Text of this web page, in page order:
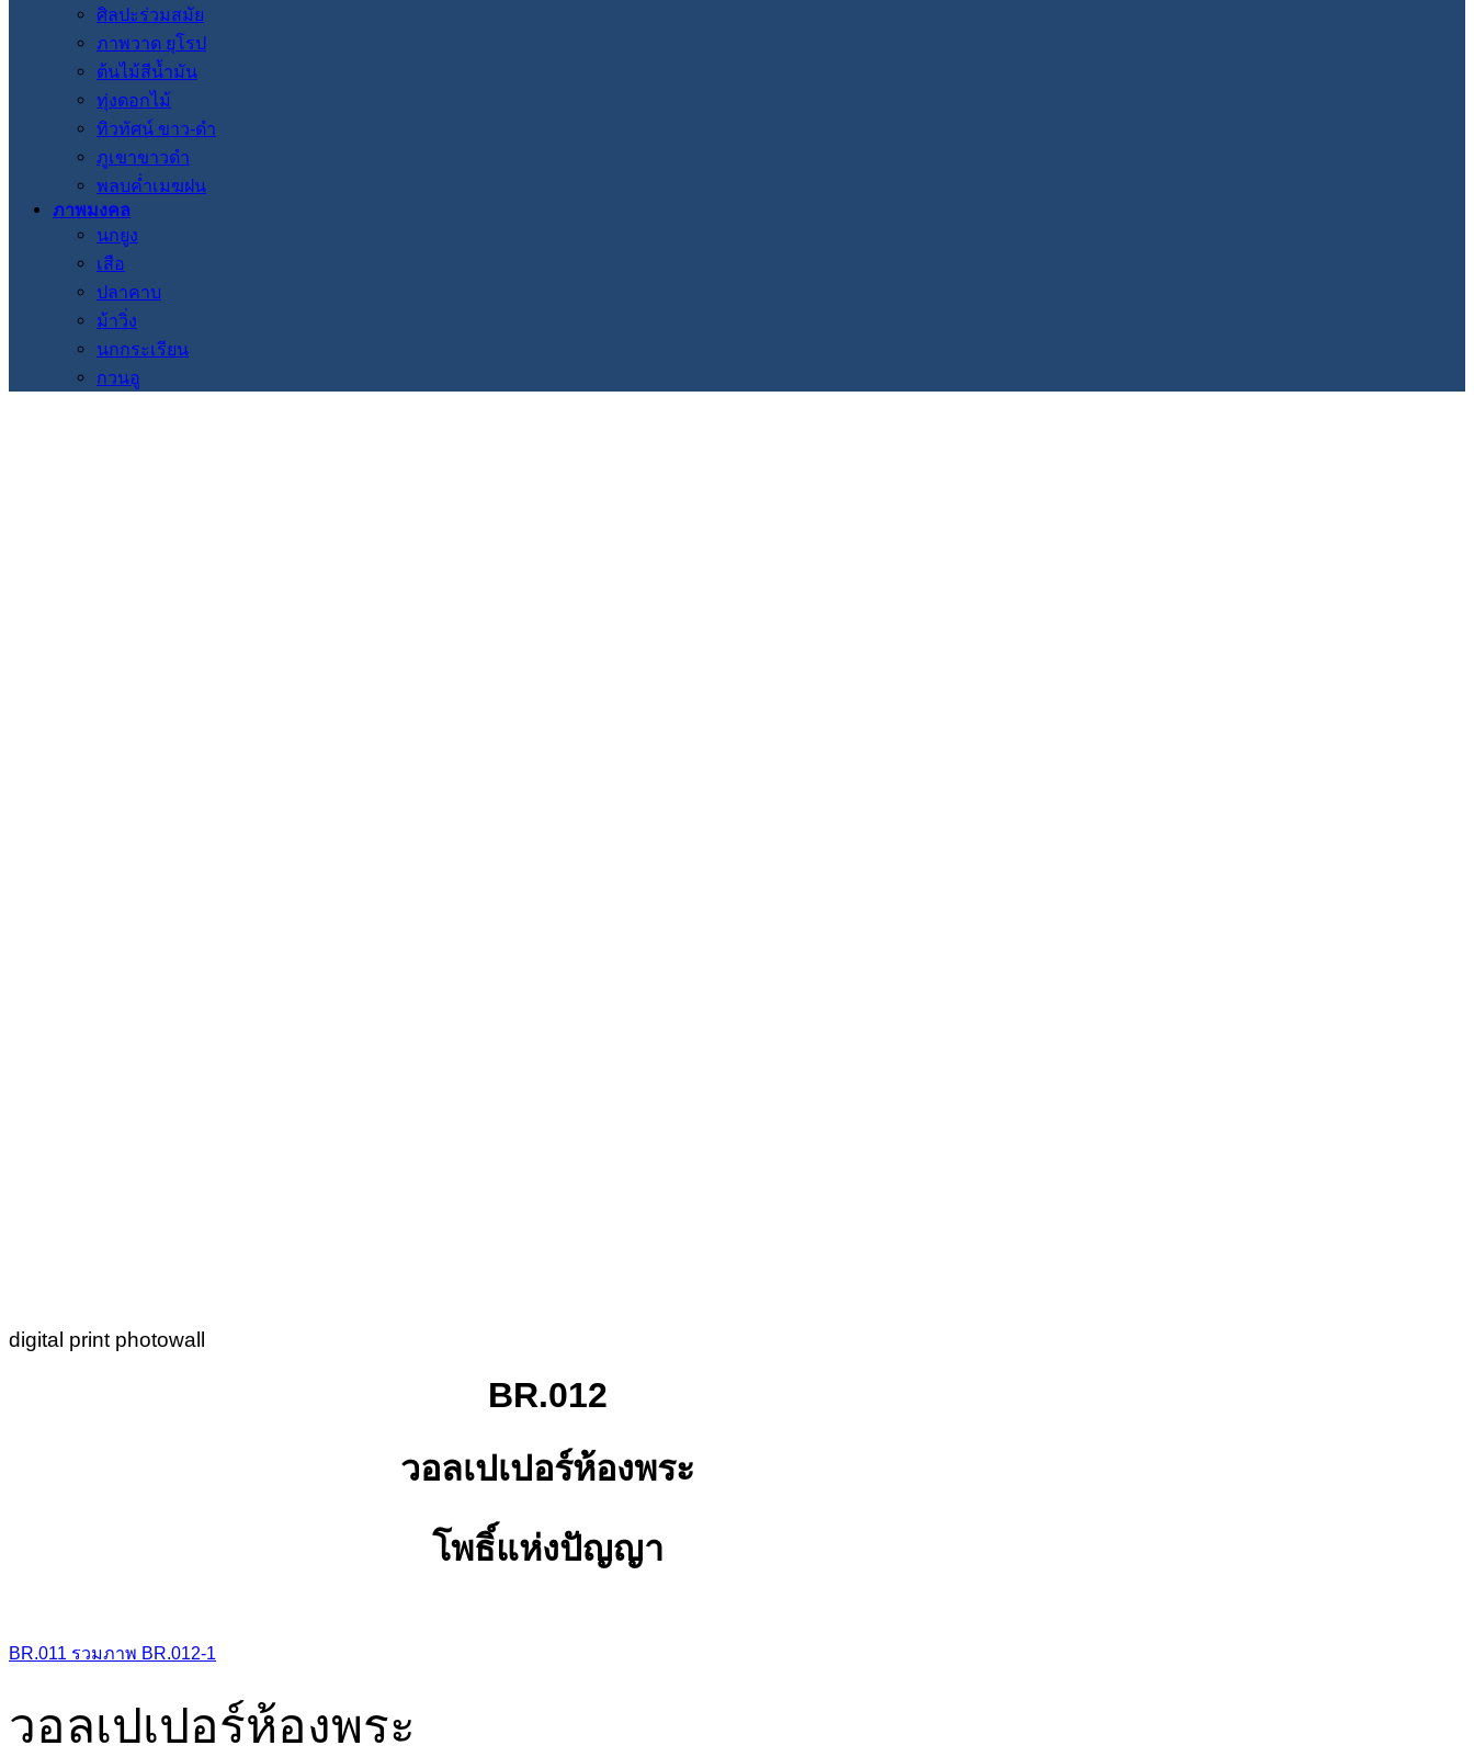
ศิลปะร่วมสมัย
ภาพวาด ยุโรป
ต้นไม้สีน้ำมัน
ทุ่งดอกไม้
ทิวทัศน์ ขาว-ดำ
ภูเขาขาวดำ
พลบค่ำเมฆฝน
ภาพมงคล
นกยูง
เสือ
ปลาคาบ
ม้าวิ่ง
นกกระเรียน
กวนอู
digital print photowall
BR.012
วอลเปเปอร์ห้องพระ
โพธิ์แห่งปัญญา
BR.011 รวมภาพ BR.012-1
วอลเปเปอร์ห้องพระ